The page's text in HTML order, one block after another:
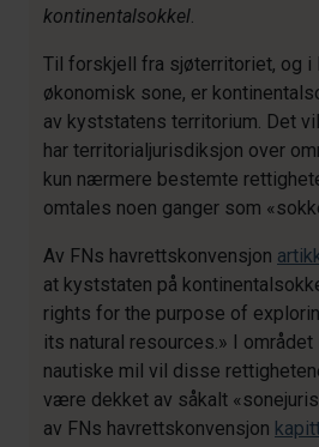
kontinentalsokkel.
Til forskjell fra sjøterritoriet, og i
økonomisk sone, er
av kyststatens territorium. Det
har territorialjurisdiksjon over
kun nærmere bestemte
omtales noen ganger som
Av FNs havrettskonvensjon
at kyststaten på
rights for the purpose of
its natural resources.» I
nautiske mil vil disse
være dekket av såkalt
av FNs havrettskonvensjon